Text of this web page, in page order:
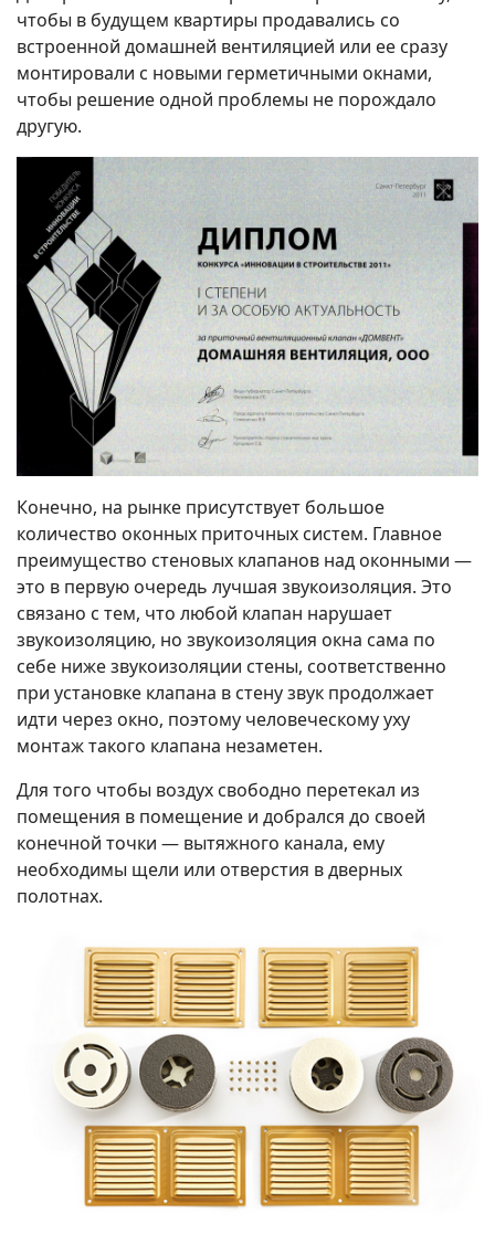
чтобы в будущем квартиры продавались со
встроенной домашней вентиляцией или ее сразу
монтировали с новыми герметичными окнами,
чтобы решение одной проблемы не порождало
другую.
Конечно, на рынке присутствует большое
количество оконных приточных систем. Главное
преимущество стеновых клапанов над оконными —
это в первую очередь лучшая звукоизоляция. Это
связано с тем, что любой клапан нарушает
звукоизоляцию, но звукоизоляция окна сама по
себе ниже звукоизоляции стены, соответственно
при установке клапана в стену звук продолжает
идти через окно, поэтому человеческому уху
монтаж такого клапана незаметен.
Для того чтобы воздух свободно перетекал из
помещения в помещение и добрался до своей
конечной точки — вытяжного канала, ему
необходимы щели или отверстия в дверных
полотнах.